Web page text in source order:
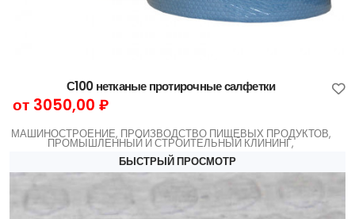
С100 нетканые протирочные салфетки
от 3050,00 ₽
МАШИНОСТРОЕНИЕ, ПРОИЗВОДСТВО ПИЩЕВЫХ ПРОДУКТОВ,
ПРОМЫШЛЕННЫЙ И СТРОИТЕЛЬНЫЙ КЛИНИНГ,
БЫСТРЫЙ ПРОСМОТР